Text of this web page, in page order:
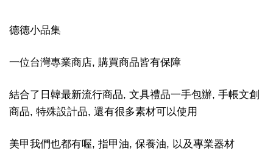
德德小品集
一位台灣專業商店, 購買商品皆有保障
結合了日韓最新流行商品, 文具禮品一手包辦, 手帳文創
商品, 特殊設計品, 還有很多素材可以使用
美甲我們也都有喔, 指甲油, 保養油, 以及專業器材